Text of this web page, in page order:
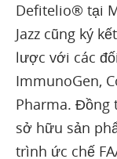
Defitelio® tại
Jazz cũng ký
lược với các
ImmunoGen,
Pharma. Đồng
sở hữu sản
trình ức chế